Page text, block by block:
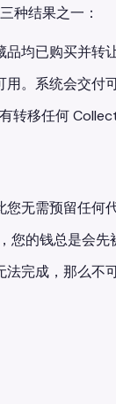
种结果之一：
均已购买并转让
。系统会交付
转移任何
无需预留任何
您的钱总是会先
完成，那么不